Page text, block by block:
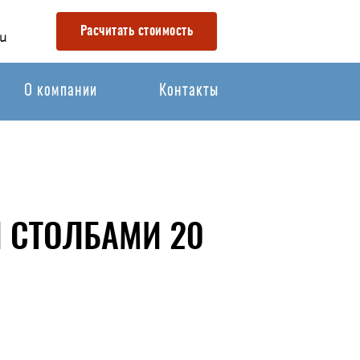
Расчитать стоимость
О компании Контакты
20